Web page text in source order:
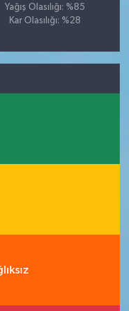
Yağış Olasılığı: %85
Kar Olasılığı: %28